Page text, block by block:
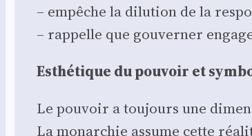
– empêche la dilu­tion de la
– rap­pelle que gou­ver­ner
Esthé­tique du pou­voir et
Le pou­voir a tou­jours une
La monar­chie assume cette